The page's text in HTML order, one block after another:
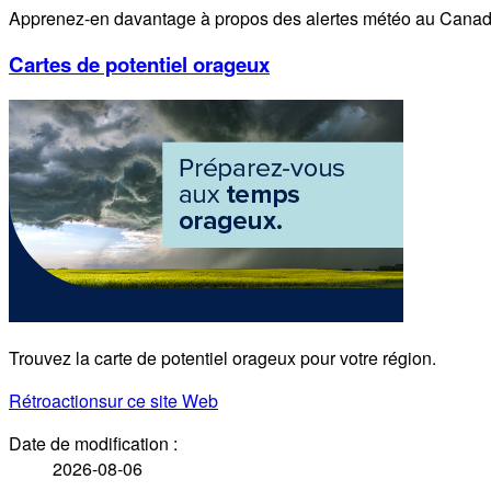
Apprenez-en davantage à propos des alertes météo au
Cartes de potentiel orageux
Trouvez la carte de potentiel orageux pour votre région.
Rétroactionsur ce site Web
Date de modification :
2026-08-06